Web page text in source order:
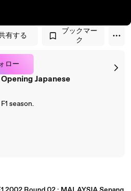
有する
ブックマー
ク
ロー
Digest Opening Japanese
season.